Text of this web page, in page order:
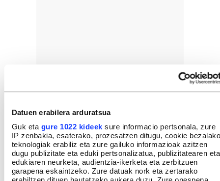
Datuen erabilera arduratsua
Guk eta gure 1022 kideek sure informacio pertsonala, zure
IP zenbakia, esaterako, prozesatzen ditugu, cookie bezalako
teknologiak erabiliz eta zure gailuko informazioak azitzen
dugu publizitate eta eduki pertsonalizatua, publizitatearen eta
edukiaren neurketa, audientzia-ikerketa eta zerbitzuen
garapena eskaintzeko. Zure datuak nork eta zertarako